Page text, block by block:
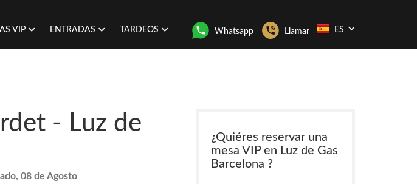
VIP ENTRADAS TARDEOS Whatsapp Llamar ES
- Luz de
08 de Agosto
¿Quiéres reservar una
mesa VIP en Luz de Gas
Barcelona ?